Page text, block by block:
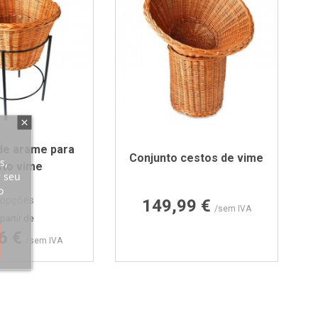
arame para
vime
opções
Preço
partir de
€ /sem IVA
Conjunto cestos de vime
Preço
149,99 € /sem IVA
seu